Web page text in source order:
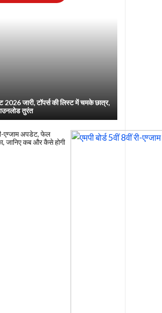
जारी, टॉपर्स की लिस्ट में चमके छात्र,
तुरंत
एग्जाम अपडेट, फेल
जानिए कब और कैसे होगी